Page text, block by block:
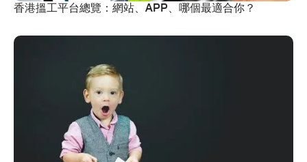
香港搵工平台總覽：網站、APP、哪個最適合你？